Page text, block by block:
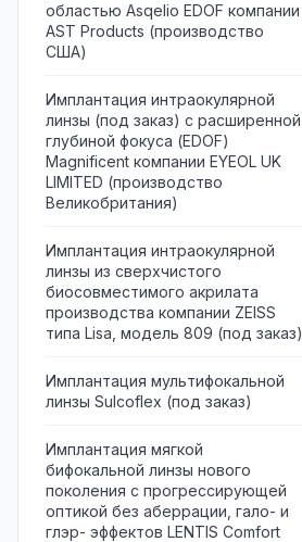
областью Asqelio EDOF компании
AST Products (производство
США)
Имплантация интраокулярной
линзы (под заказ) с расширенной
глубиной фокуса (EDOF)
Magnificent компании EYEOL UK
LIMITED (производство
Великобритания)
Имплантация интраокулярной
линзы из сверхчистого
биосовместимого акрилата
производства компании ZEISS
типа Lisa, модель 809 (под заказ)
Имплантация мультифокальной
линзы Sulcoflex (под заказ)
Имплантация мягкой
бифокальной линзы нового
поколения с прогрессирующей
оптикой без аберрации, гало- и
глэр- эффектов LENTIS Comfort